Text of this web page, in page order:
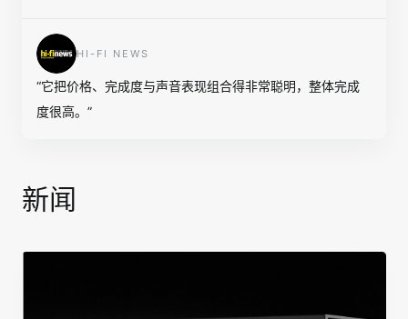
HI-FI NEWS
“它把价格、完成度与声音表现组合得非常聪明，整体完成
度很高。 ”
新闻